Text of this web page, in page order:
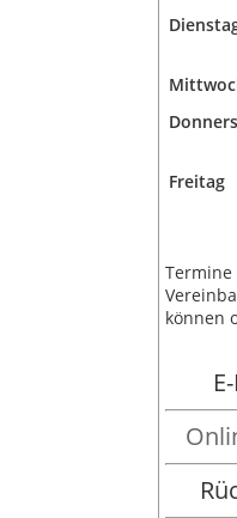
Freitag
können